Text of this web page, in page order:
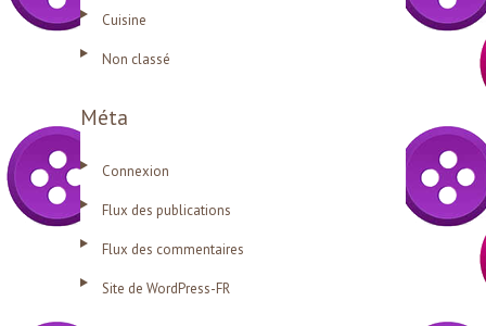
Cuisine
Non classé
Méta
Connexion
Flux des publications
Flux des commentaires
Site de WordPress-FR